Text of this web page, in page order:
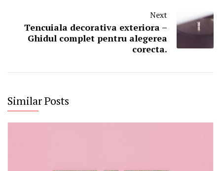
Next
Tencuiala decorativa exteriora –
Ghidul complet pentru alegerea
corecta.
Similar Posts